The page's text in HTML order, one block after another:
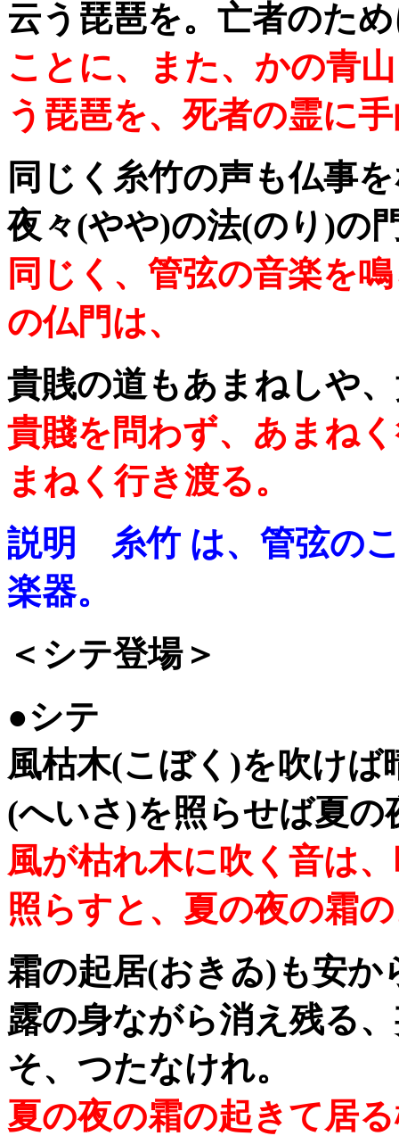
云う琵琶を。亡者のた
ことに、また、かの青
う琵琶を、死者の霊に
同じく糸竹の声も仏事
夜々(やや)の法(のり)の
同じく、管弦の音楽を
の仏門は、
貴賎の道もあまねしや
貴賤を問わず、あまね
まねく行き渡る。
説明 糸竹 は、管弦の
楽器。
＜シテ登場＞
●シテ
風枯木(こぼく)を吹け
(へいさ)を照らせば夏の
風が枯れ木に吹く音は
照らすと、夏の夜の霜
霜の起居(おきゐ)も安か
露の身ながら消え残る
そ、つたなけれ。
夏の夜の霜の起きて居